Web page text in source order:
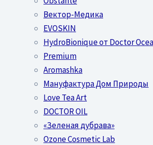
Вектор-Медика
EVOSKIN
HydroBionique от Doctor
Premium
Aromashka
Мануфактура Дом Природы
Love Tea Art
DOCTOR OIL
«Зеленая дубрава»
Ozone Cosmetic Lab